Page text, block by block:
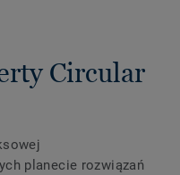
Circular
planecie rozwiązań